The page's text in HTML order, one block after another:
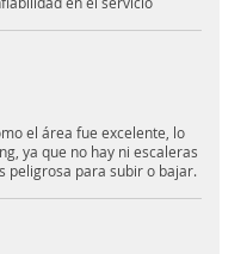
el área fue excelente, lo
ya que no hay ni escaleras
peligrosa para subir o bajar.